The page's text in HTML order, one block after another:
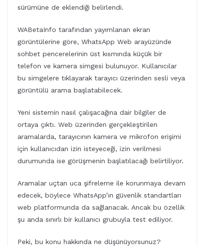
sürümüne de eklendiği belirlendi.
WABetaInfo tarafından yayımlanan ekran
görüntülerine göre, WhatsApp Web arayüzünde
sohbet pencerelerinin üst kısmında küçük bir
telefon ve kamera simgesi bulunuyor. Kullanıcılar
bu simgelere tıklayarak tarayıcı üzerinden sesli veya
görüntülü arama başlatabilecek.
Yeni sistemin nasıl çalışacağına dair bilgiler de
ortaya çıktı. Web üzerinden gerçekleştirilen
aramalarda, tarayıcının kamera ve mikrofon erişimi
için kullanıcıdan izin isteyeceği, izin verilmesi
durumunda ise görüşmenin başlatılacağı belirtiliyor.
Aramalar uçtan uca şifreleme ile korunmaya devam
edecek, böylece WhatsApp’ın güvenlik standartları
web platformunda da sağlanacak. Ancak bu özellik
şu anda sınırlı bir kullanıcı grubuyla test ediliyor.
Peki, bu konu hakkında ne düşünüyorsunuz?